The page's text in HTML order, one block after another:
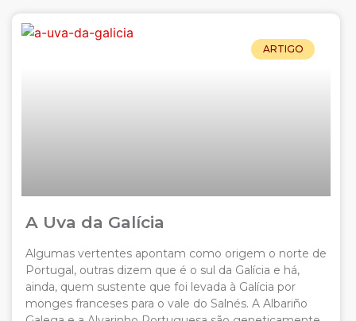
ARTIGO
A Uva da Galícia
Algumas vertentes apontam como origem o norte de
Portugal, outras dizem que é o sul da Galícia e há,
ainda, quem sustente que foi levada à Galícia por
monges franceses para o vale do Salnés. A Albariño